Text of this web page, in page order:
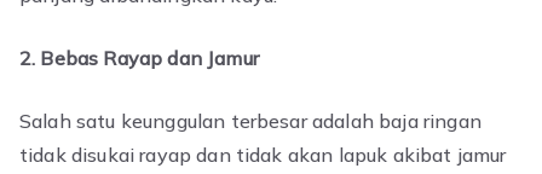
2. Bebas Rayap dan Jamur
Salah satu keunggulan terbesar adalah baja ringan
tidak disukai rayap dan tidak akan lapuk akibat jamur